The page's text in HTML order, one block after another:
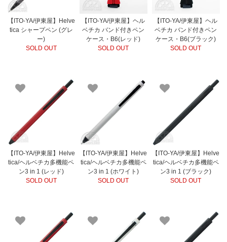
【ITO-YA/伊東屋】Helve
tica シャープペン (グレ
ー)
SOLD OUT
【ITO-YA/伊東屋】ヘル
ベチカ バンド付きペン
ケース・B6(レッド)
SOLD OUT
【ITO-YA/伊東屋】ヘル
ベチカ バンド付きペン
ケース・B6(ブラック)
SOLD OUT
【ITO-YA/伊東屋】Helve
tica/ヘルベチカ多機能ペ
ン3 in 1 (レッド)
SOLD OUT
【ITO-YA/伊東屋】Helve
tica/ヘルベチカ多機能ペ
ン3 in 1 (ホワイト)
SOLD OUT
【ITO-YA/伊東屋】Helve
tica/ヘルベチカ多機能ペ
ン3 in 1 (ブラック)
SOLD OUT